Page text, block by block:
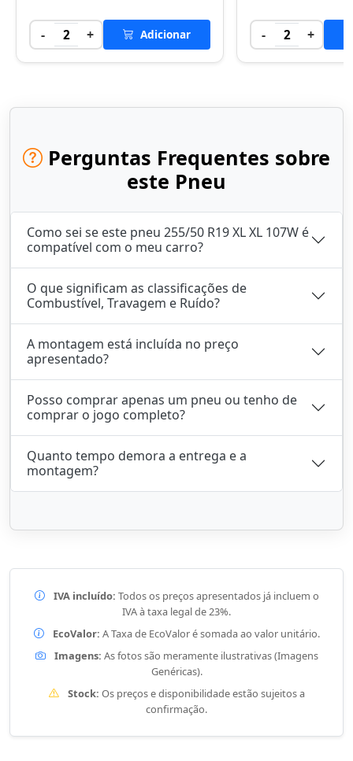
- 2 + Adicionar - 2 +
Perguntas Frequentes sobre
este Pneu
Como sei se este pneu 255/50 R19 XL XL 107W é
compatível com o meu carro?
O que significam as classificações de
Combustível, Travagem e Ruído?
A montagem está incluída no preço
apresentado?
Posso comprar apenas um pneu ou tenho de
comprar o jogo completo?
Quanto tempo demora a entrega e a
montagem?
IVA incluído: Todos os preços apresentados já incluem o
IVA à taxa legal de 23%.
EcoValor: A Taxa de EcoValor é somada ao valor unitário.
Imagens: As fotos são meramente ilustrativas (Imagens
Genéricas).
Stock: Os preços e disponibilidade estão sujeitos a
confirmação.